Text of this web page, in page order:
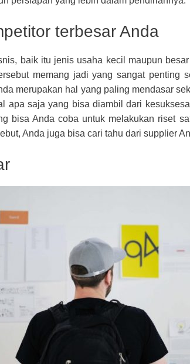
terbesar Anda
baik itu jenis usaha kecil maupun
memang jadi yang sangat penting
merupakan hal yang paling mendasar
apa saja yang bisa diambil dari
bisa Anda coba untuk melakukan riset
Anda juga bisa cari tahu dari supplier